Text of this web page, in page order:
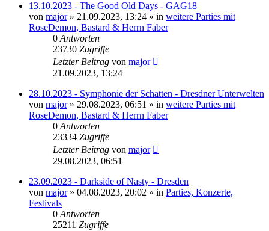
13.10.2023 - The Good Old Days - GAG18
von major» 21.09.2023, 13:24 » in weitere Parties mit
RoseDemon, Bastard & Herrn Faber
0Antworten
23730 Zugriffe
Letzter Beitrag von major
21.09.2023, 13:24
28.10.2023 - Symphonie der Schatten - Dresdner Unterwelten
von major» 29.08.2023, 06:51 » in weitere Parties mit
RoseDemon, Bastard & Herrn Faber
0Antworten
23334 Zugriffe
Letzter Beitrag von major
29.08.2023, 06:51
23.09.2023 - Darkside of Nasty - Dresden
von major» 04.08.2023, 20:02 » in Parties, Konzerte,
Festivals
0Antworten
25211 Zugriffe